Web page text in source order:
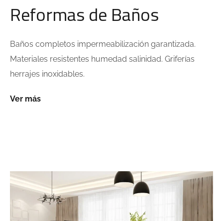
Reformas de Baños
Baños completos impermeabilización garantizada.
Materiales resistentes humedad salinidad. Griferías
herrajes inoxidables.
Ver más